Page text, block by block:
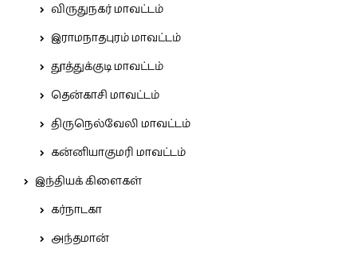
விருதுநகர் மாவட்டம்
இராமநாதபுரம் மாவட்டம்
தூத்துக்குடி மாவட்டம்
தென்காசி மாவட்டம்
திருநெல்வேலி மாவட்டம்
கன்னியாகுமரி மாவட்டம்
இந்தியக் கிளைகள்
கர்நாடகா
அந்தமான்